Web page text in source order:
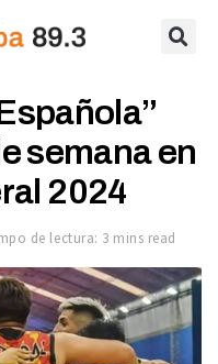
semana en
2024
de lectura: 3 mins read